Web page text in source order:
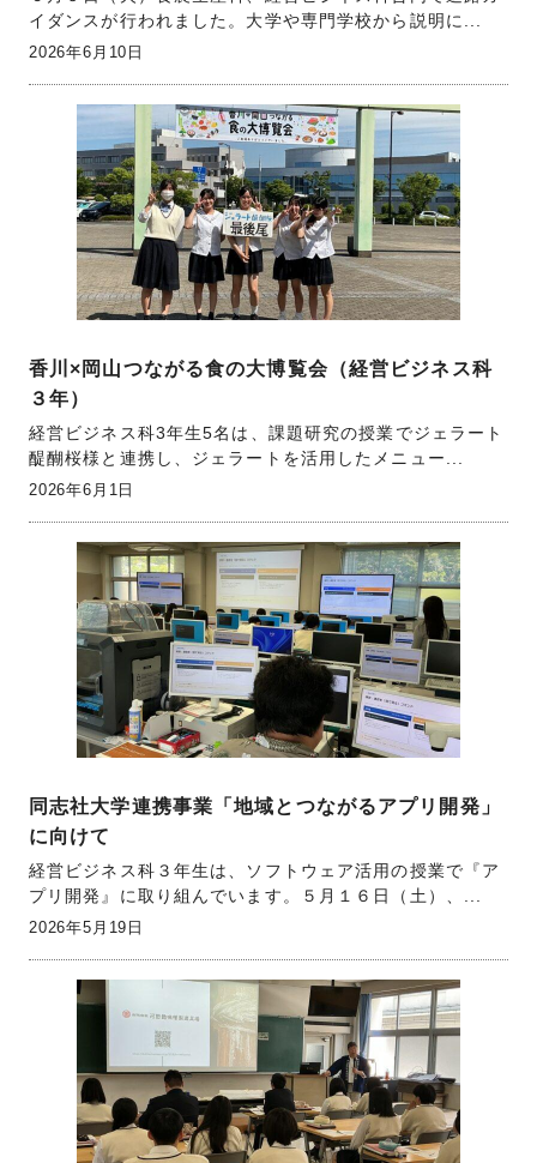
イダンスが行われました。大学や専門学校から説明に...
2026年6月10日
香川×岡山つながる食の大博覧会（経営ビジネス科
３年）
経営ビジネス科3年生5名は、課題研究の授業でジェラート
醍醐桜様と連携し、ジェラートを活用したメニュー...
2026年6月1日
同志社大学連携事業「地域とつながるアプリ開発」
に向けて
経営ビジネス科３年生は、ソフトウェア活用の授業で『ア
プリ開発』に取り組んでいます。５月１６日（土）、...
2026年5月19日